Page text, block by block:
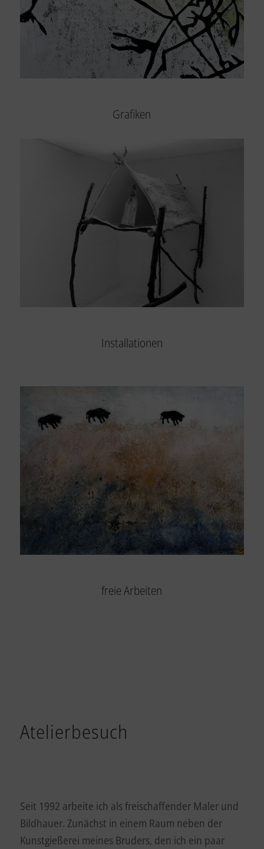
Grafiken
Installationen
freie Arbeiten
Atelierbesuch
Seit 1992 arbeite ich als freischaffender Maler und
Bildhauer. Zunächst in einem Raum neben der
Kunstgießerei meines Bruders, den ich ein paar